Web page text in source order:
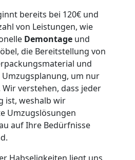
bereits bei 120€ und
von Leistungen, wie
Demontage und
die Bereitstellung von
und
um nur
verstehen, dass jeder
ist, weshalb wir
Umzugslösungen
auf Ihre Bedürfnisse
Habseligkeiten liegt uns